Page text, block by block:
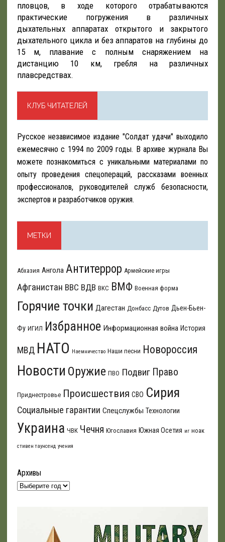
пловцов, в ходе которого отрабатываются
практические погружения в различных
дыхательных аппаратах открытого и закрытого
дыхательного цикла и без аппаратов на глубины до
15 м, плавание с полным снаряжением на
дистанцию 10 км, гребля на различных
плавсредствах.
КЛУБ ЧИТАТЕЛЕЙ
Русское независимое издание "Солдат удачи" выходило
ежемесячно с 1994 по 2009 годы. В архиве журнала Вы
можете познакомиться с уникальными материалами по
опыту проведения спецопераций, рассказами военных
профессионалов, руководителей служб безопасности,
экспертов и разработчиков оружия.
МЕТКИ
Абхазия Ангола Антитеррор Армейские игры
Афганистан ВВС ВДВ ВКС ВМФ Военная форма
Горячие точки Дагестан Донбасс Дутов Дьен-Бьен-
Фу ИГИЛ Избранное Информационная война История
МВД НАТО Наемничество Наши песни Новороссия
Новости Оружие ПВО Подвиг Право
Приднестровье Происшествия СВО Сирия
Социальные гарантии Спецслужбы Технологии
Украина ЧВК Чечня Югославия Южная Осетия иг ноак
стивен таунсенд учения
Архивы